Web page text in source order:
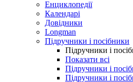
Енциклопедії
Календарі
Довідники
Longman
Підручники і посібники
Підручники і
Показати всі
Підручники і
Підручники і